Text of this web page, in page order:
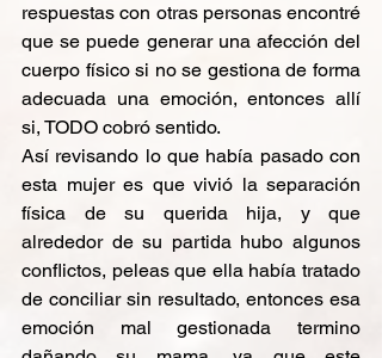
respuestas con otras personas encontré
que se puede generar una afección del
cuerpo físico si no se gestiona de forma
adecuada una emoción, entonces allí
si, TODO cobró sentido.
Así revisando lo que había pasado con
esta mujer es que vivió la separación
física de su querida hija, y que
alrededor de su partida hubo algunos
conflictos, peleas que ella había tratado
de conciliar sin resultado, entonces esa
emoción mal gestionada termino